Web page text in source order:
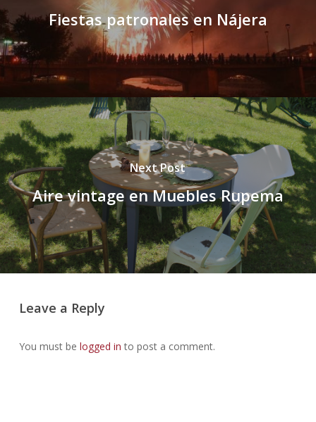
Fiestas patronales en Nájera
Next Post
Aire vintage en Muebles Rupema
Leave a Reply
You must be logged in to post a comment.